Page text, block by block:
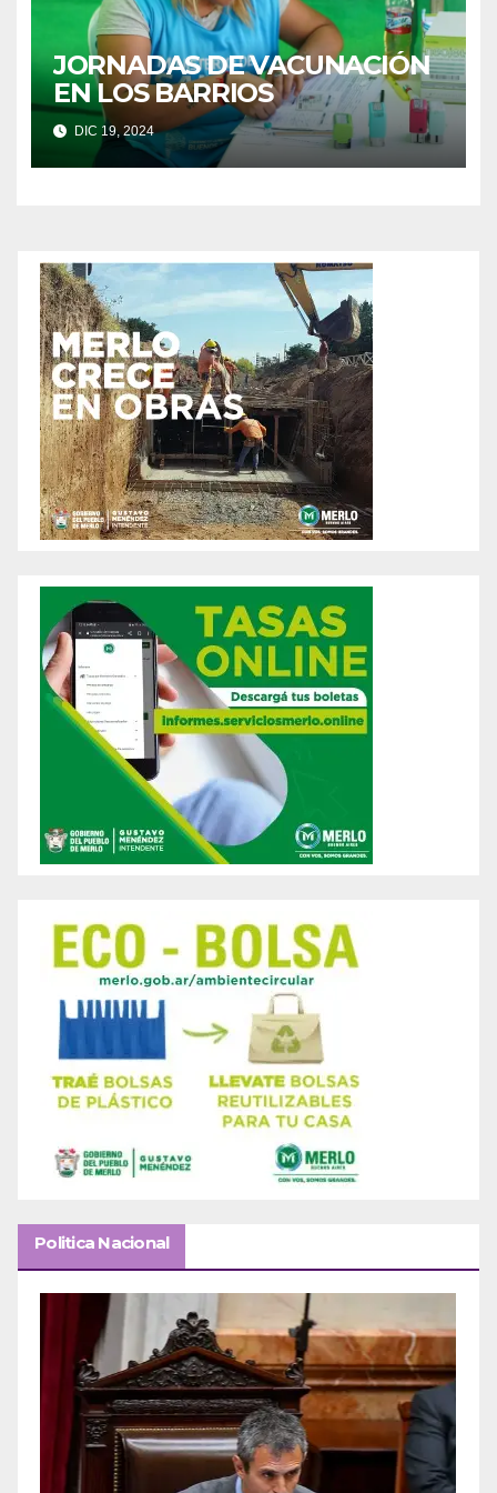
JORNADAS DE VACUNACIÓN
EN LOS BARRIOS
DIC 19, 2024
Politica Nacional